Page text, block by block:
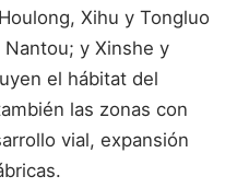
Xihu y Tongluo
y Xinshe y
el hábitat del
las zonas con
vial, expansión